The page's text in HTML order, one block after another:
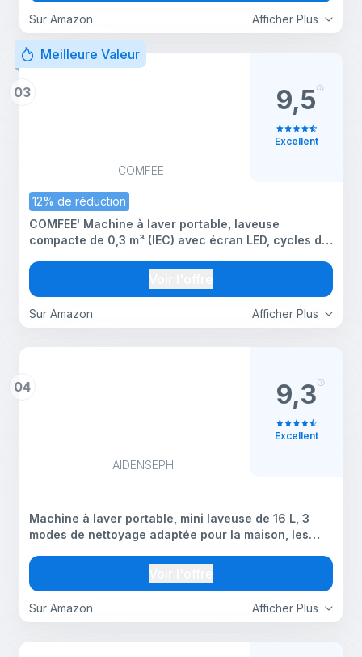
Afficher Plus
Sur Amazon
Meilleure Valeur
03
COMFEE'
12% de réduction
Afficher Plus
Sur Amazon
COMFEE' Machine à laver portable, laveuse
compacte de 0,3 m³ (IEC) avec écran LED, cycles de
intégrés, économie d'espace, lessive idéale, gris
magnétique
9,5
Excellent
04
AIDENSEPH
Afficher Plus
Sur Amazon
Machine à laver portable, mini laveuse de 16 L, 3
modes de nettoyage adaptée pour la maison, les
vêtements pliants pour sous-vêtements, bébés et
9,3
Excellent